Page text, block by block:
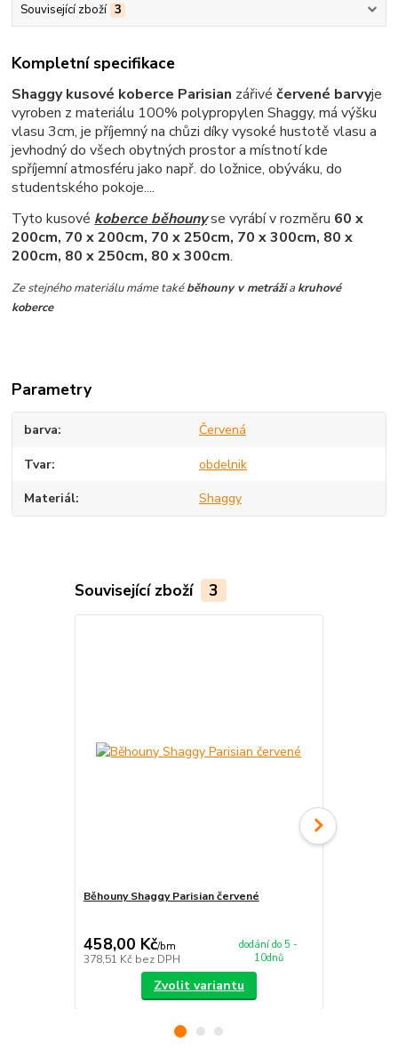
Související zboží 3
Kompletní specifikace
Shaggy kusové koberce Parisian zářivéčervené barvyje
vyroben z materiálu 100% polypropylen Shaggy,má výšku
vlasu 3cm,je příjemný na chůzi díky vysoké hustotě vlasu a
jevhodný do všech obytných prostor a místnotí kde
spříjemní atmosféru jako např. do ložnice, obýváku, do
studentského pokoje....
Tyto kusové koberce běhounyse vyrábí v rozměru 60 x
200cm, 70 x 200cm, 70 x 250cm, 70 x 300cm, 80 x
200cm, 80 x 250cm, 80 x 300cm.
Ze stejného materiálu máme takéběhouny v metrážia kruhové
koberce
Parametry
barva Červená
Tvar obdelnik
Materiál Shaggy
Související zboží 3
Běhouny Shaggy Parisian červené
458,00 Kč/bm
378,51 Kč bez DPH
dodání do 5 -
10dnů
Zvolit variantu